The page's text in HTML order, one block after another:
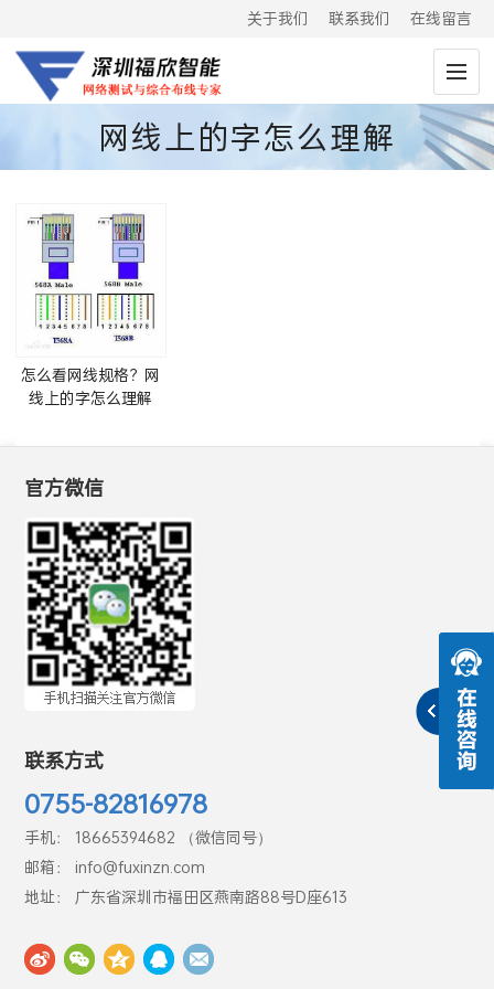
关于我们 联系我们 在线留言
网线上的字怎么理解
怎么看网线规格？网
线上的字怎么理解
官方微信
联系方式
0755-82816978
手机： 18665394682 （微信同号）
邮箱： info@fuxinzn.com
地址： 广东省深圳市福田区燕南路88号D座613